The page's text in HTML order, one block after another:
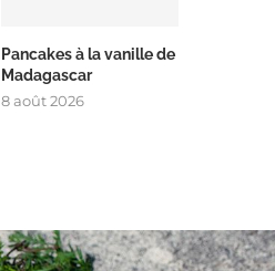
Pancakes à la vanille de
Madagascar
8 août 2026